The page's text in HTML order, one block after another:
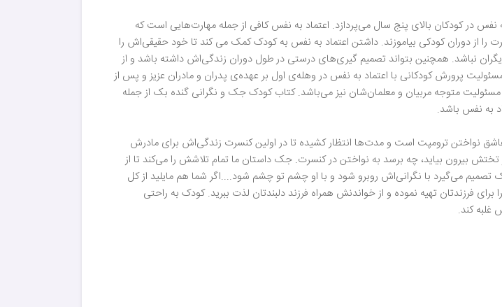
در کودکان بالای پنج سال می‌پردازد. اعتماد به نفس کافی از جمله مهارت‌هایی است که
را از دوران کودکی بیاموزند. داشتن اعتماد به نفس به کودک کمک می کند تا خود حقیقی‌اش را
نباشد. همچنین بتواند تصمیم گیری‌های درستی در طول دوران زندگی‌اش داشته باشد و از
پرورش کودکانی با اعتماد به نفس در وهله‌ی اول بر عهده‌ی پدران و مادران عزیز و پس از
متوجه مربیان و معلمان‌شان نیز می‌باشد. کتاب کودک جک و نگرانی گنده بک از جمله
به نفس باشد.
نواختن ترومپت است و مدت‌ها انتظار کشیده تا در اولین کنسرت زندگی‌اش برای مادرش
بیرون بیاید، چه برسد به نواختن در کنسرت. جک داستان ما تمام تلاشش را می‌کند تا از
تصمیم می‌گیرد با نگرانی‌اش روبرو شود و با او چشم تو چشم شود....اگر شما هم مایلید از کل
فرزندتان تهیه نموده و از خواندنش همراه فرزند دلبندتان لذت ببرید. کودک به راحتی
غلبه کند.